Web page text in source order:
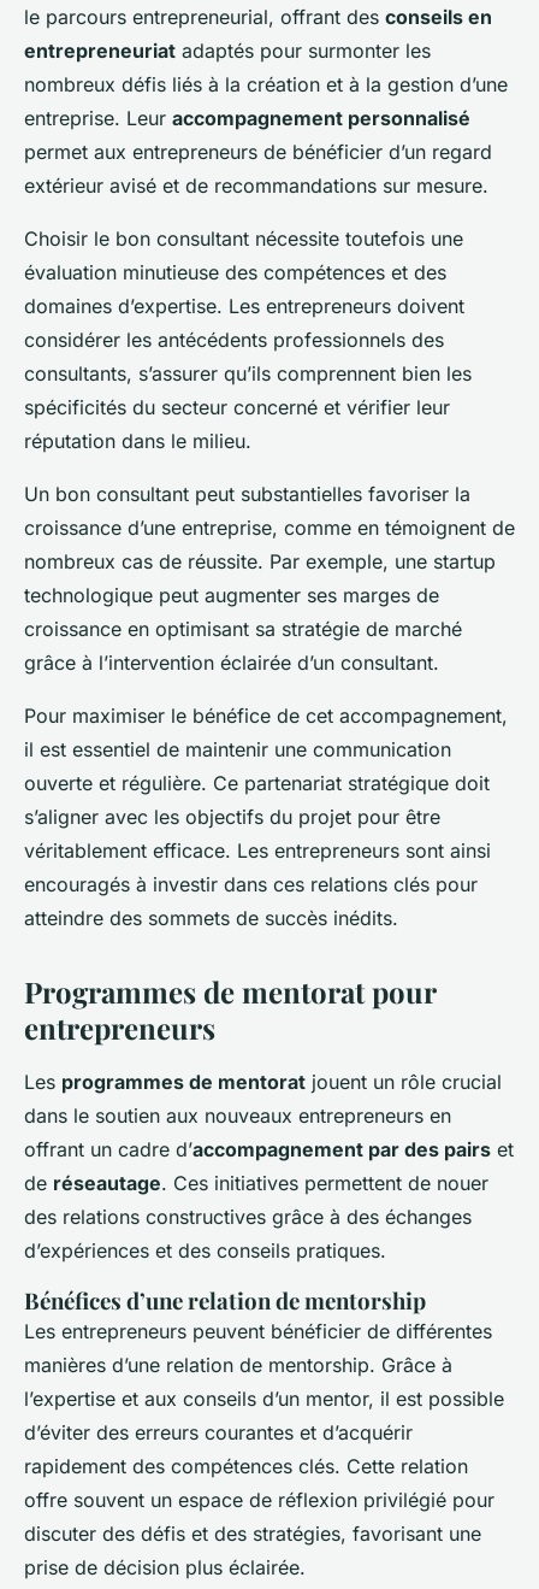
le parcours entrepreneurial, offrant des conseils en
entrepreneuriat adaptés pour surmonter les
nombreux défis liés à la création et à la gestion d’une
entreprise. Leur accompagnement personnalisé
permet aux entrepreneurs de bénéficier d’un regard
extérieur avisé et de recommandations sur mesure.
Choisir le bon consultant nécessite toutefois une
évaluation minutieuse des compétences et des
domaines d’expertise. Les entrepreneurs doivent
considérer les antécédents professionnels des
consultants, s’assurer qu’ils comprennent bien les
spécificités du secteur concerné et vérifier leur
réputation dans le milieu.
Un bon consultant peut substantielles favoriser la
croissance d’une entreprise, comme en témoignent de
nombreux cas de réussite. Par exemple, une startup
technologique peut augmenter ses marges de
croissance en optimisant sa stratégie de marché
grâce à l’intervention éclairée d’un consultant.
Pour maximiser le bénéfice de cet accompagnement,
il est essentiel de maintenir une communication
ouverte et régulière. Ce partenariat stratégique doit
s’aligner avec les objectifs du projet pour être
véritablement efficace. Les entrepreneurs sont ainsi
encouragés à investir dans ces relations clés pour
atteindre des sommets de succès inédits.
Programmes de mentorat pour
entrepreneurs
Les programmes de mentorat jouent un rôle crucial
dans le soutien aux nouveaux entrepreneurs en
offrant un cadre d’accompagnement par des pairs et
de réseautage. Ces initiatives permettent de nouer
des relations constructives grâce à des échanges
d’expériences et des conseils pratiques.
Bénéfices d’une relation de mentorship
Les entrepreneurs peuvent bénéficier de différentes
manières d’une relation de mentorship. Grâce à
l’expertise et aux conseils d’un mentor, il est possible
d’éviter des erreurs courantes et d’acquérir
rapidement des compétences clés. Cette relation
offre souvent un espace de réflexion privilégié pour
discuter des défis et des stratégies, favorisant une
prise de décision plus éclairée.